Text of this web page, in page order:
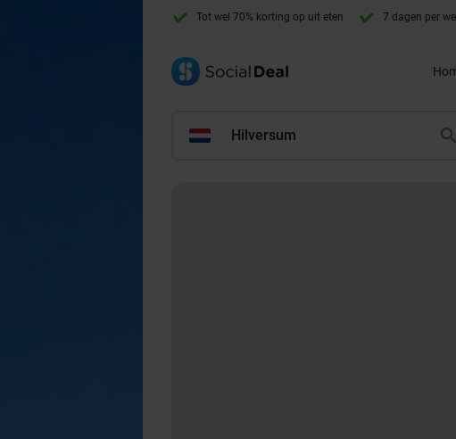
Tot wel 70% korting op uit eten 7 dagen per
Hilversum